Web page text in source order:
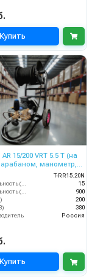
15/200 VRT 5.5 T (на
манометр,
)
T-RR15.20N
Производительность (л/мин)
15
Производительность (л/ч)
900
200
380
Россия